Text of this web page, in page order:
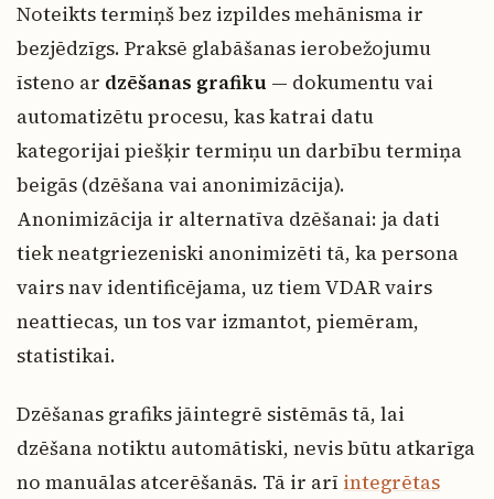
Noteikts termiņš bez izpildes mehānisma ir
bezjēdzīgs. Praksē glabāšanas ierobežojumu
īsteno ar dzēšanas grafiku — dokumentu vai
automatizētu procesu, kas katrai datu
kategorijai piešķir termiņu un darbību termiņa
beigās (dzēšana vai anonimizācija).
Anonimizācija ir alternatīva dzēšanai: ja dati
tiek neatgriezeniski anonimizēti tā, ka persona
vairs nav identificējama, uz tiem VDAR vairs
neattiecas, un tos var izmantot, piemēram,
statistikai.
Dzēšanas grafiks jāintegrē sistēmās tā, lai
dzēšana notiktu automātiski, nevis būtu atkarīga
no manuālas atcerēšanās. Tā ir arī integrētas